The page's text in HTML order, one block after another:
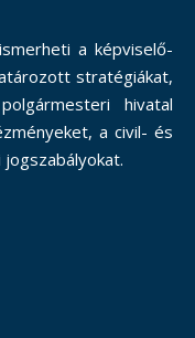
a képviselő-
stratégiákat,
hivatal
a civil- és